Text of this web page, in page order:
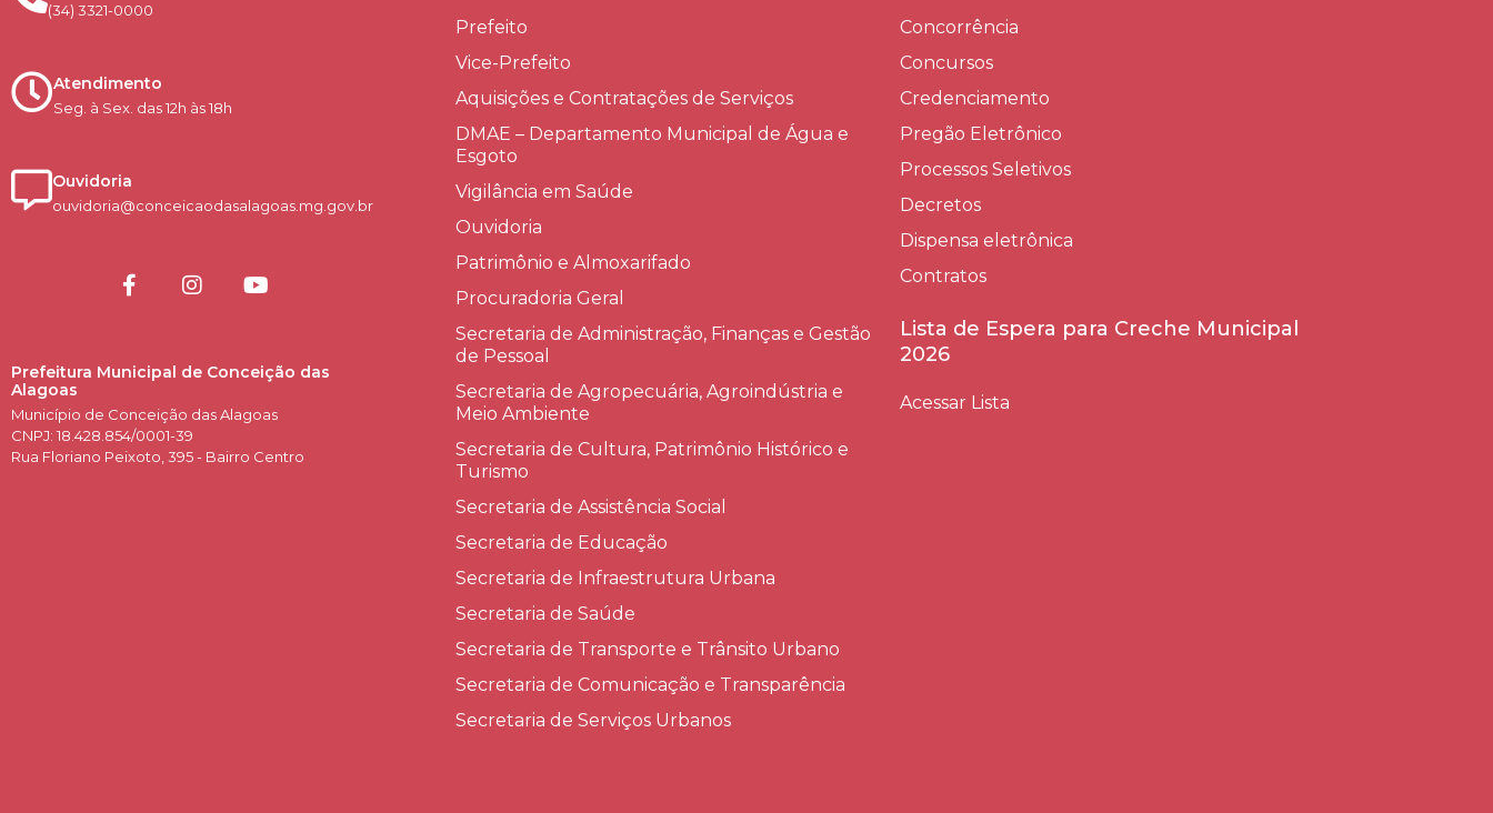
(34) 3321-0000
Atendimento
Seg. à Sex. das 12h às 18h
Ouvidoria
ouvidoria@conceicaodasalagoas.mg.gov.br
Prefeitura Municipal de Conceição das
Alagoas
Município de Conceição das Alagoas
CNPJ: 18.428.854/0001-39
Rua Floriano Peixoto, 395 - Bairro Centro
Prefeito
Vice-Prefeito
Aquisições e Contratações de Serviços​
DMAE – Departamento Municipal de Água e
Esgoto
Vigilância em Saúde
Ouvidoria
Patrimônio e Almoxarifado
Procuradoria Geral
Secretaria de Administração, Finanças e Gestão
de Pessoal
Secretaria de Agropecuária, Agroindústria e
Meio Ambiente
Secretaria de Cultura, Patrimônio Histórico e
Turismo
Secretaria de Assistência Social
Secretaria de Educação
Secretaria de Infraestrutura Urbana
Secretaria de Saúde
Secretaria de Transporte e Trânsito Urbano
Secretaria de Comunicação e Transparência
Secretaria de Serviços Urbanos
Concorrência
Concursos
Credenciamento
Pregão Eletrônico
Processos Seletivos
Decretos
Dispensa eletrônica
Contratos
Lista de Espera para Creche Municipal
2026
Acessar Lista